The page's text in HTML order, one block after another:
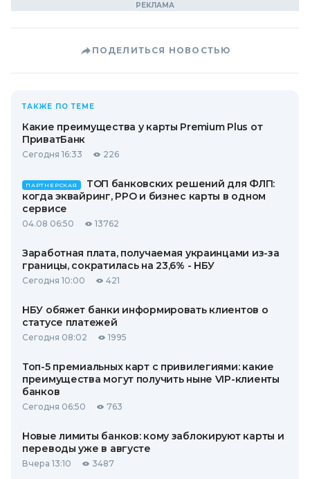
ПОДЕЛИТЬСЯ НОВОСТЬЮ
ТАКЖЕ ПО ТЕМЕ
Какие преимущества у карты Premium Plus от
ПриватБанк
Сегодня 16:33 226
ПАРТНЕРСКАЯ
ТОП банковских решений для ФЛП:
когда эквайринг, РРО и бизнес карты в одном
сервисе
04.08 06:50 13762
Заработная плата, получаемая украинцами из-за
границы, сократилась на 23,6% - НБУ
Сегодня 10:00 421
НБУ обяжет банки информировать клиентов о
статусе платежей
Сегодня 08:02 1995
Топ-5 премиальных карт с привилегиями: какие
преимущества могут получить ныне VIP-клиенты
банков
Сегодня 06:50 763
Новые лимиты банков: кому заблокируют карты и
переводы уже в августе
Вчера 13:10 3487